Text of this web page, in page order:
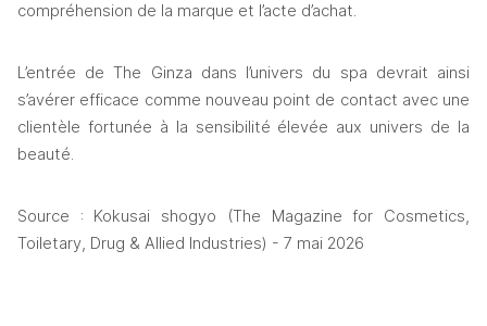
compréhension de la marque et l’acte d’achat.
L’entrée de The Ginza dans l’univers du spa devrait ainsi
s’avérer efficace comme nouveau point de contact avec une
clientèle fortunée à la sensibilité élevée aux univers de la
beauté.
Source : Kokusai shogyo (The Magazine for Cosmetics,
Toiletary, Drug & Allied Industries) - 7 mai 2026